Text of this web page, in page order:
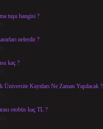
tuşu hangisi ?
nelerdir ?
kaç ?
Üniversite Kayıtları Ne Zaman Yapılacak ?
otobüs kaç TL ?